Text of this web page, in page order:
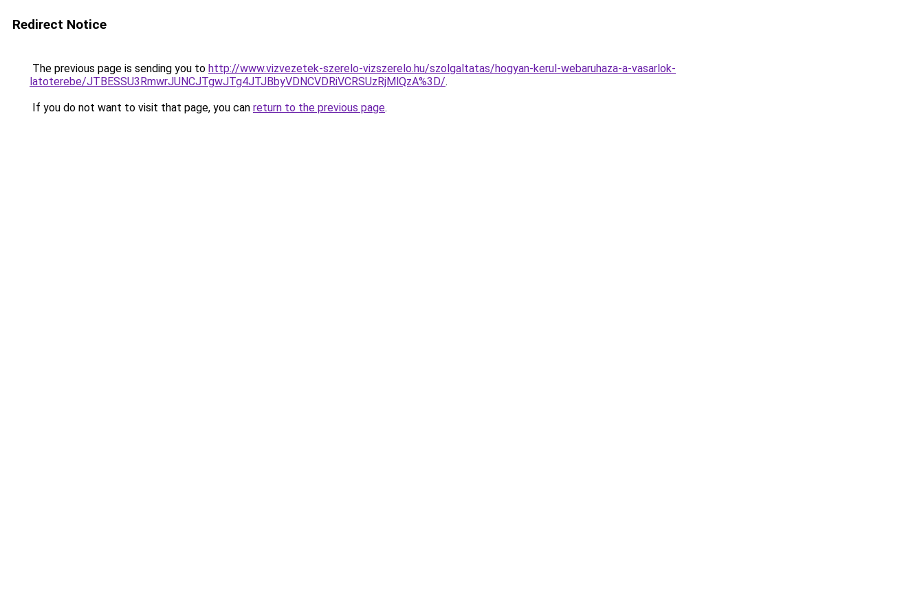
Redirect Notice
The previous page is sending you to http://www.vizvezetek-szerelo-vizszerelo.hu/szolgaltatas/hogyan-kerul-webaruhaza-a-vasarlok-
latoterebe/JTBESSU3RmwrJUNCJTgwJTg4JTJBbyVDNCVDRiVCRSUzRjMlQzA%3D/.
If you do not want to visit that page, you can return to the previous page.